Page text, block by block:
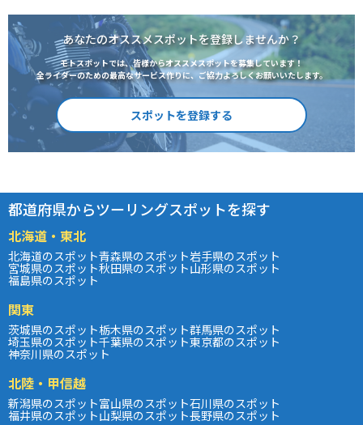
あなたのオススメスポットを登録しませんか？
モトスポットでは、皆様からオススメスポットを募集しています！
全ライダーのための最高なサービス作りに、ご協力よろしくお願いいたします。
スポットを登録する
都道府県からツーリングスポットを探す
北海道・東北
北海道のスポット青森県のスポット岩手県のスポット
宮城県のスポット秋田県のスポット山形県のスポット
福島県のスポット
関東
茨城県のスポット栃木県のスポット群馬県のスポット
埼玉県のスポット千葉県のスポット東京都のスポット
神奈川県のスポット
北陸・甲信越
新潟県のスポット富山県のスポット石川県のスポット
福井県のスポット山梨県のスポット長野県のスポット